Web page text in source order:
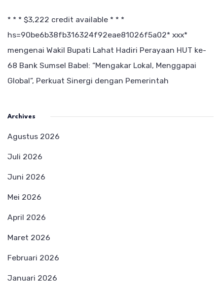
* * * $3,222 credit available * * *
hs=90be6b38fb316324f92eae81026f5a02* ххх*
mengenai Wakil Bupati Lahat Hadiri Perayaan HUT ke-
68 Bank Sumsel Babel: “Mengakar Lokal, Menggapai
Global”, Perkuat Sinergi dengan Pemerintah
Archives
Agustus 2026
Juli 2026
Juni 2026
Mei 2026
April 2026
Maret 2026
Februari 2026
Januari 2026